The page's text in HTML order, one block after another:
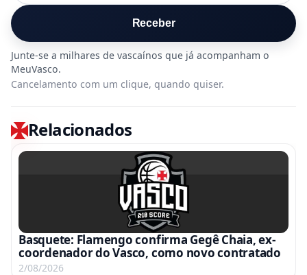
Receber
Cancelamento com um clique, quando quiser.
Relacionados
Basquete: Flamengo confirma Gegê Chaia, ex-
coordenador do Vasco, como novo contratado
2/08/2026